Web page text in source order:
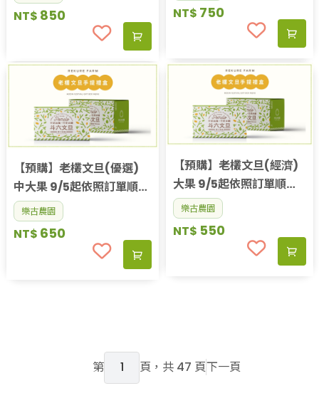
NT$ 850 NT$ 750
【預購】老欉文旦(優選)
中大果 9/5起依照訂單順序
出貨
樂古農園
NT$ 650
【預購】老欉文旦(經濟)
大果 9/5起依照訂單順序
出貨
樂古農園
NT$ 550
第 頁，共 47 頁下一頁